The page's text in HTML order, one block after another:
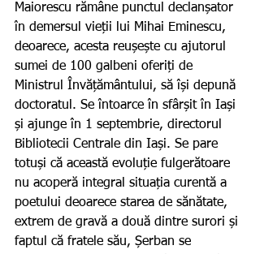
Maiorescu rămâne punctul declanșator
în demersul vieții lui Mihai Eminescu,
deoarece, acesta reușește cu ajutorul
sumei de 100 galbeni oferiți de
Ministrul Învățământului, să își depună
doctoratul. Se întoarce în sfârșit în Iași
și ajunge în 1 septembrie, directorul
Bibliotecii Centrale din Iași. Se pare
totuși că această evoluție fulgerătoare
nu acoperă integral situația curentă a
poetului deoarece starea de sănătate,
extrem de gravă a două dintre surori și
faptul că fratele său, Șerban se